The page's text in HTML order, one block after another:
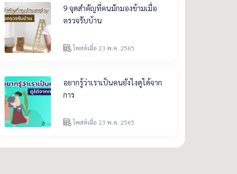
9 จุดสำคัญที่คนมักมองข้ามเมื่อ
ตรวจรับบ้าน
โพสต์เมื่อ 23 พ.ค. 2565
อยากรู้ว่าเราเป็นคนยังไงดูได้จาก
การ
โพสต์เมื่อ 23 พ.ค. 2565